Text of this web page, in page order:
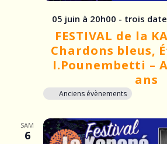
FESTIVAL de la
Chardons bleus,
I.Pounembetti –
ans
05 juin à 20h00 - trois
Anciens évènements
SAM
6